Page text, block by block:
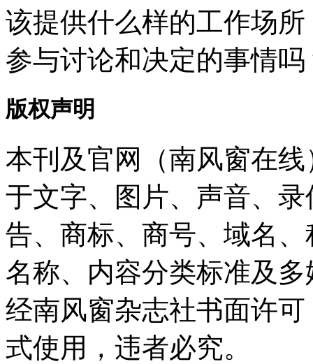
该提供什么样的工作场
参与讨论和决定的事情吗
版权声明
本刊及官网（南风窗在
于文字、图片、声音、
告、商标、商号、域名
名称、内容分类标准及
经南风窗杂志社书面许
式使用，违者必究。